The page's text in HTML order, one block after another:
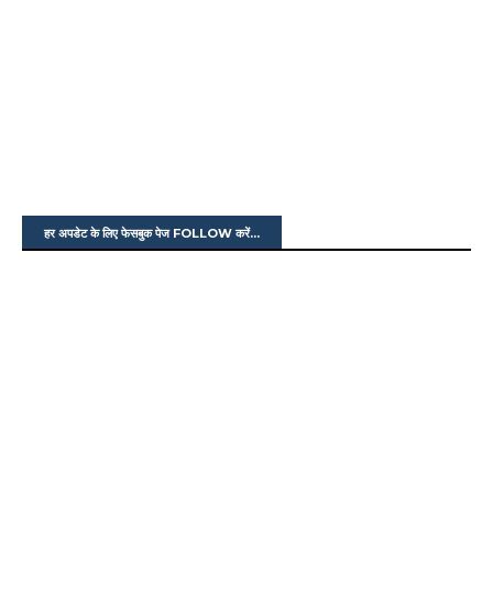
हर अपडेट के लिए फेसबुक पेज FOLLOW करें...